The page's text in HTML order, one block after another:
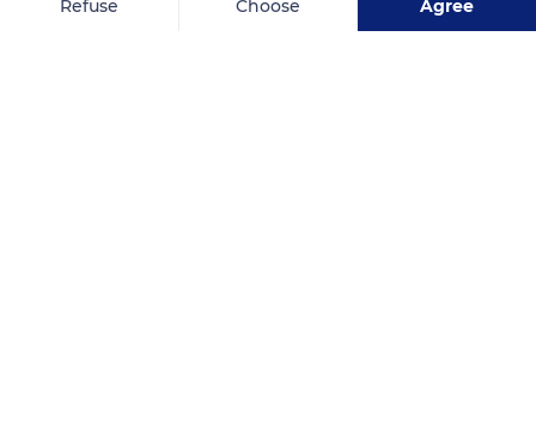
Refuse Choose Agree